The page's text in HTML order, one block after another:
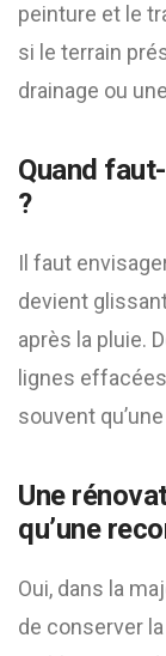
peinture et le
si le terrain
drainage ou
Quand
?
Il faut
devient
après la pluie.
lignes
souvent
Une
qu’une
Oui, dans la
de conserver